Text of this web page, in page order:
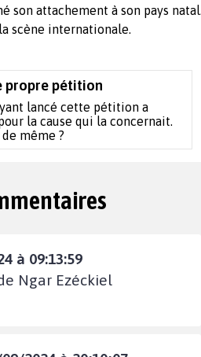
son attachement à son pays
scène internationale.
propre pétition
lancé cette pétition a
la cause qui la concernait.
même ?
à 09:13:59
Ngar Ezéckiel